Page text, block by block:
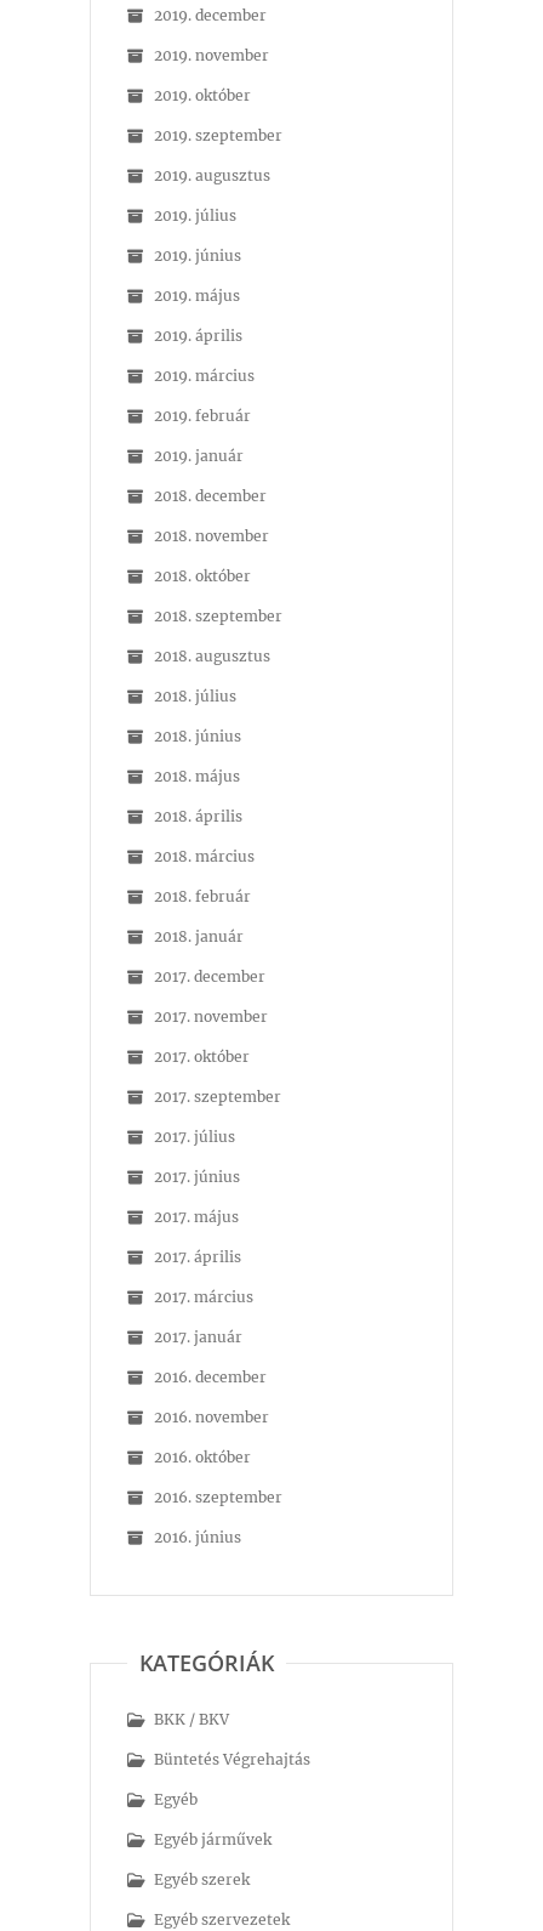
2019. december
2019. november
2019. október
2019. szeptember
2019. augusztus
2019. július
2019. június
2019. május
2019. április
2019. március
2019. február
2019. január
2018. december
2018. november
2018. október
2018. szeptember
2018. augusztus
2018. július
2018. június
2018. május
2018. április
2018. március
2018. február
2018. január
2017. december
2017. november
2017. október
2017. szeptember
2017. július
2017. június
2017. május
2017. április
2017. március
2017. január
2016. december
2016. november
2016. október
2016. szeptember
2016. június
KATEGÓRIÁK
BKK / BKV
Büntetés Végrehajtás
Egyéb
Egyéb járművek
Egyéb szerek
Egyéb szervezetek